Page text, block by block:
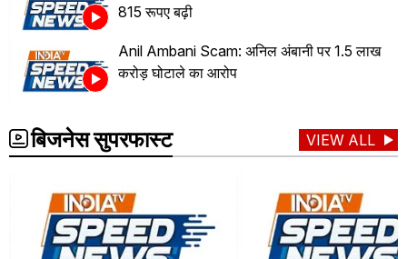
815 रूपए बढ़ी
Anil Ambani Scam: अनिल अंबानी पर 1.5 लाख
करोड़ घोटाले का आरोप
बिजनेस सुपरफास्ट VIEW ALL